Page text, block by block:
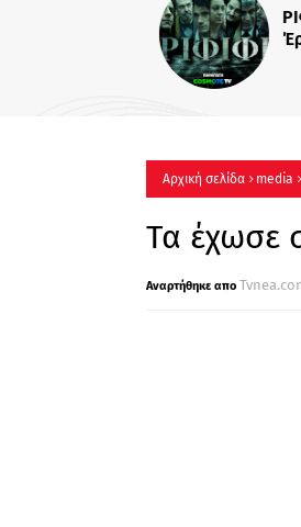
Αρχική σελίδα media
Τα έχωσε